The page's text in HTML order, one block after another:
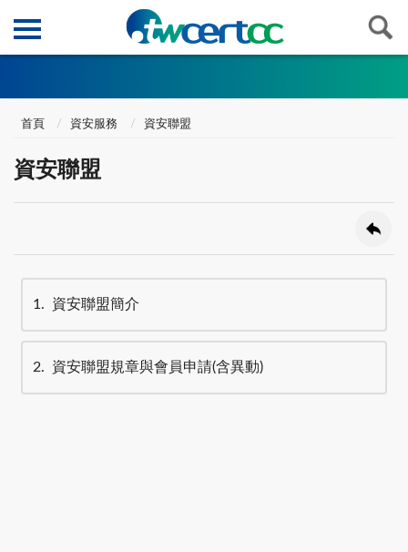
首頁 資安服務 資安聯盟
資安聯盟
1 資安聯盟簡介
2 資安聯盟規章與會員申請(含異動)